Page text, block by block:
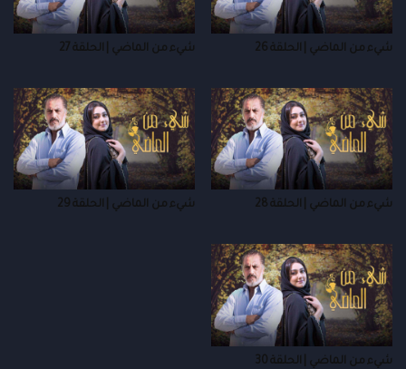
شيء من الماضي | الحلقة 26 شيء من الماضي | الحلقة 27
شيء من الماضي | الحلقة 28 شيء من الماضي | الحلقة 29
شيء من الماضي | الحلقة 30